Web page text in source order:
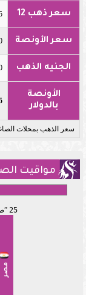
سعر ذهب 12
سعر الأونصة
الجنيه الذهب
الأونصة
بالدولار
سعر الذهب بمحلات
مواقيت
25
مصر